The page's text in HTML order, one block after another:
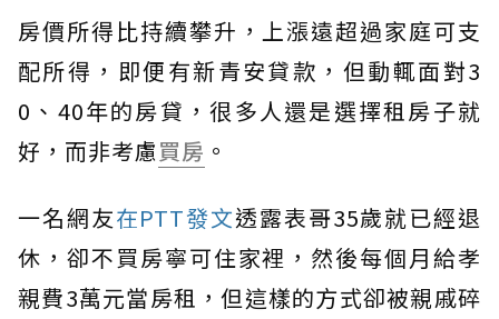
房價所得比持續攀升，上漲遠超過家庭可支
配所得，即便有新青安貸款，但動輒面對3
0、40年的房貸，很多人還是選擇租房子就
好，而非考慮買房 。
一名網友在PTT發文透露表哥35歲就已經退
休，卻不買房寧可住家裡，然後每個月給孝
親費3萬元當房租，但這樣的方式卻被親戚碎